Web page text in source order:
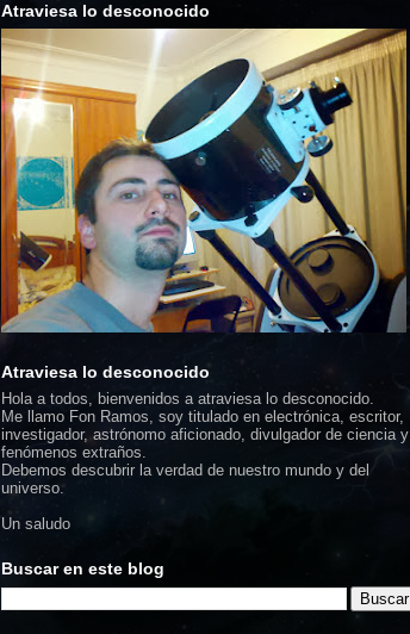
Atraviesa lo desconocido
Atraviesa lo desconocido
Hola a todos, bienvenidos a atraviesa lo desconocido.
Me llamo Fon Ramos, soy titulado en electrónica, escritor,
investigador, astrónomo aficionado, divulgador de ciencia y
fenómenos extraños.
Debemos descubrir la verdad de nuestro mundo y del
universo.
Un saludo
Buscar en este blog